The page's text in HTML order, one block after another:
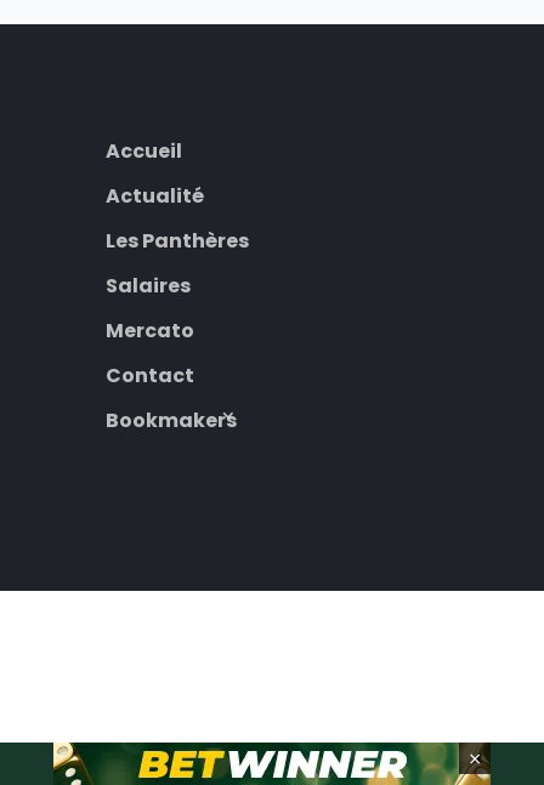
Accueil
Actualité
Les Panthères
Salaires
Mercato
Contact
Bookmakers
×